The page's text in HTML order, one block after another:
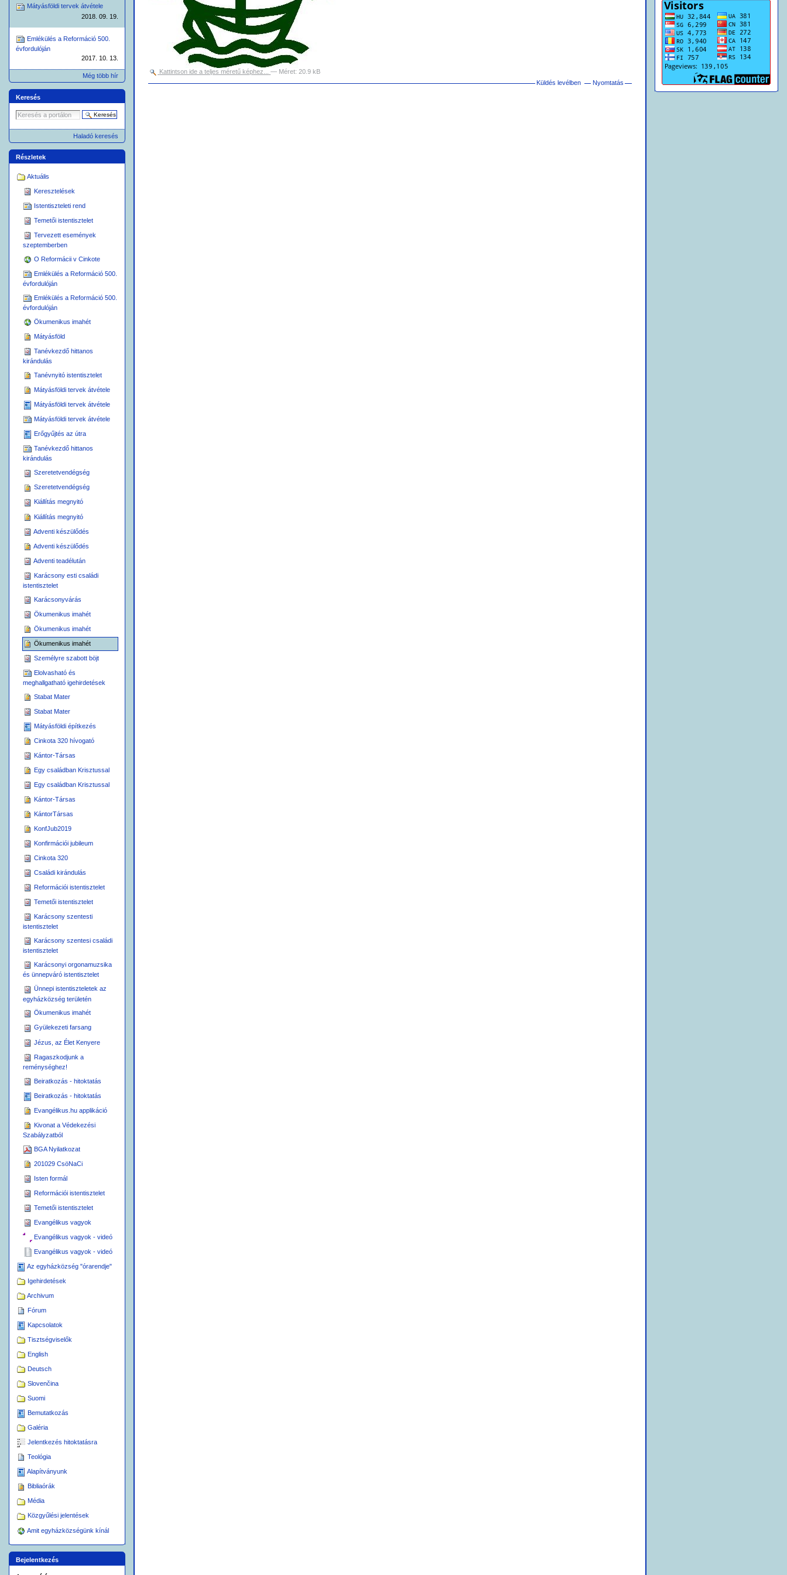
Mátyásföldi tervek átvétele
2018. 09. 19.
Emlékülés a Reformáció 500.
évfordulóján
2017. 10. 13.
Még több hír
Keresés
Haladó keresés
Részletek
Aktuális
Keresztelések
Istentiszteleti rend
Temetői istentisztelet
Tervezett események
szeptemberben
O Reformácii v Cinkote
Emlékülés a Reformáció 500.
évfordulóján
Emlékülés a Reformáció 500.
évfordulóján
Ökumenikus imahét
Mátyásföld
Tanévkezdő hittanos
kirándulás
Tanévnyitó istentisztelet
Mátyásföldi tervek átvétele
Mátyásföldi tervek átvétele
Mátyásföldi tervek átvétele
Erőgyűjtés az útra
Tanévkezdő hittanos
kirándulás
Szeretetvendégség
Szeretetvendégség
Kiállítás megnyitó
Kiállítás megnyitó
Adventi készülődés
Adventi készülődés
Adventi teadélután
Karácsony esti családi
istentisztelet
Karácsonyvárás
Ökumenikus imahét
Ökumenikus imahét
Ökumenikus imahét
Személyre szabott böjt
Elolvasható és
meghallgatható igehirdetések
Stabat Mater
Stabat Mater
Mátyásföldi építkezés
Cinkota 320 hívogató
Kántor-Társas
Egy családban Krisztussal
Egy családban Krisztussal
Kántor-Társas
KántorTársas
KonfJub2019
Konfirmációi jubileum
Cinkota 320
Családi kirándulás
Reformációi istentisztelet
Temetői istentisztelet
Karácsony szentesti
istentisztelet
Karácsony szentesi családi
istentisztelet
Karácsonyi orgonamuzsika
és ünnepváró istentisztelet
Ünnepi istentiszteletek az
egyházközség területén
Ökumenikus imahét
Gyülekezeti farsang
Jézus, az Élet Kenyere
Ragaszkodjunk a
reménységhez!
Beiratkozás - hitoktatás
Beiratkozás - hitoktatás
Evangélikus.hu applikáció
Kivonat a Védekezési
Szabályzatból
BGA Nyilatkozat
201029 CsöNaCi
Isten formál
Reformációi istentisztelet
Temetői istentisztelet
Evangélikus vagyok
Evangélikus vagyok - videó
Evangélikus vagyok - videó
Az egyházközség "órarendje"
Igehirdetések
Archivum
Fórum
Kapcsolatok
Tisztségviselők
English
Deutsch
Slovenčina
Suomi
Bemutatkozás
Galéria
Jelentkezés hitoktatásra
Teológia
Alapítványunk
Bibliaórák
Média
Közgyűlési jelentések
Amit egyházközségünk kínál
Bejelentkezés
Kattintson ide a teljes méretű képhez... — Méret:20.9 kB
Küldés levélben Nyomtatás